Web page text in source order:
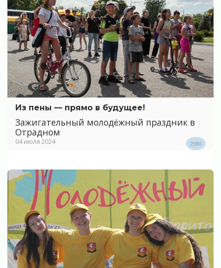
Из пены — прямо в будущее!
Зажигательный молодёжный праздник в
Отрадном
04 июля 2024 2980